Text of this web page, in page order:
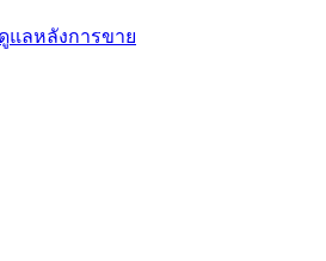
แลหลังการขาย